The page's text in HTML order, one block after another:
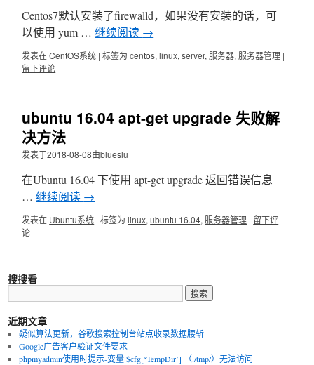
Centos7默认安装了firewalld，如果没有安装的话，可
以使用 yum …继续阅读 →
发表在CentOS系统 | 标签为 centos,linux,server, 服务器, 服务器管理 |
留下评论
ubuntu 16.04 apt-get upgrade 失败解
决方法
发表于2018-08-08由blueslu
在Ubuntu 16.04 下使用 apt-get upgrade 返回错误信息
…继续阅读 →
发表在 Ubuntu系统 | 标签为 linux,ubuntu 16.04, 服务器管理 | 留下评
论
搜搜看
近期文章
疑似算法更新，谷歌搜索控制台站点收录数据腰斩
Google广告客户验证文件要求
phpmyadmin使用时提示-变量 $cfg[‘TempDir’] （./tmp/）无法访问